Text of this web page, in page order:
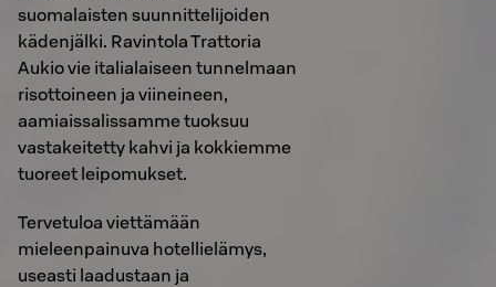
suomalaisten suunnittelijoiden
kädenjälki. Ravintola Trattoria
Aukio vie italialaiseen tunnelmaan
risottoineen ja viineineen,
aamiaissalissamme tuoksuu
vastakeitetty kahvi ja kokkiemme
tuoreet leipomukset.
Tervetuloa viettämään
mieleenpainuva hotellielämys,
useasti laadustaan ja